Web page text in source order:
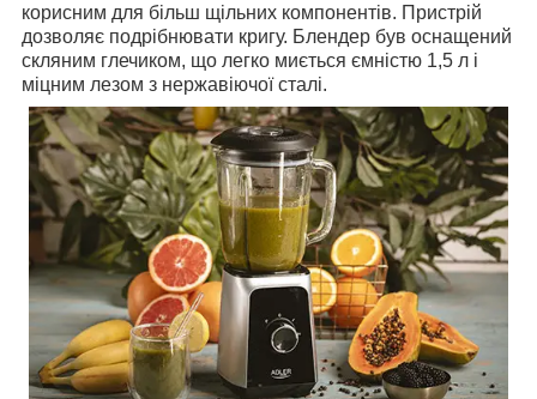
корисним для більш щільних компонентів. Пристрій
дозволяє подрібнювати кригу. Блендер був оснащений
скляним глечиком, що легко миється ємністю 1,5 л і
міцним лезом з нержавіючої сталі.